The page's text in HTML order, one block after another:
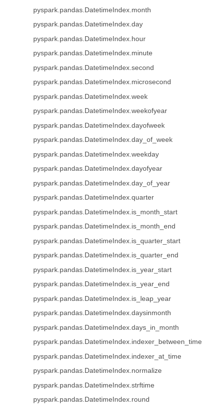
pyspark.pandas.DatetimeIndex.month
pyspark.pandas.DatetimeIndex.day
pyspark.pandas.DatetimeIndex.hour
pyspark.pandas.DatetimeIndex.minute
pyspark.pandas.DatetimeIndex.second
pyspark.pandas.DatetimeIndex.microsecond
pyspark.pandas.DatetimeIndex.week
pyspark.pandas.DatetimeIndex.weekofyear
pyspark.pandas.DatetimeIndex.dayofweek
pyspark.pandas.DatetimeIndex.day_of_week
pyspark.pandas.DatetimeIndex.weekday
pyspark.pandas.DatetimeIndex.dayofyear
pyspark.pandas.DatetimeIndex.day_of_year
pyspark.pandas.DatetimeIndex.quarter
pyspark.pandas.DatetimeIndex.is_month_start
pyspark.pandas.DatetimeIndex.is_month_end
pyspark.pandas.DatetimeIndex.is_quarter_start
pyspark.pandas.DatetimeIndex.is_quarter_end
pyspark.pandas.DatetimeIndex.is_year_start
pyspark.pandas.DatetimeIndex.is_year_end
pyspark.pandas.DatetimeIndex.is_leap_year
pyspark.pandas.DatetimeIndex.daysinmonth
pyspark.pandas.DatetimeIndex.days_in_month
pyspark.pandas.DatetimeIndex.indexer_between_time
pyspark.pandas.DatetimeIndex.indexer_at_time
pyspark.pandas.DatetimeIndex.normalize
pyspark.pandas.DatetimeIndex.strftime
pyspark.pandas.DatetimeIndex.round